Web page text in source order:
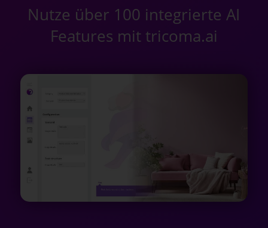
Nutze über 100 integrierte AI
Features mit tricoma.ai